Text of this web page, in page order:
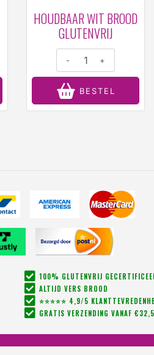
HOUDBAAR WIT BROOD
GLUTENVRIJ
- +
BESTEL
100% GLUTENVRIJ
ALTIJD VERS BROOD
⭐⭐⭐⭐⭐ 4,9/5
GRATIS VERZENDING VANAF